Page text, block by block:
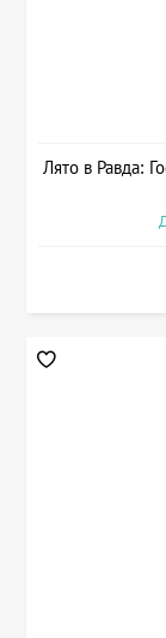
Лято в Равда: